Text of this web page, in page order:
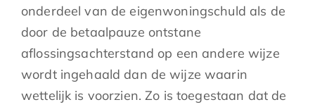
onderdeel van de eigenwoningschuld als de
door de betaalpauze ontstane
aflossingsachterstand op een andere wijze
wordt ingehaald dan de wijze waarin
wettelijk is voorzien. Zo is toegestaan dat de